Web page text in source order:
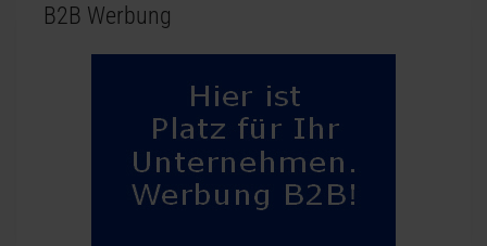
B2B Werbung